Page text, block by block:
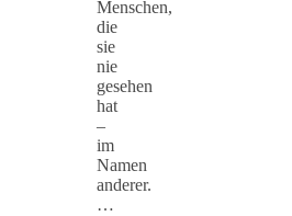
Menschen,
die
sie
nie
gesehen
hat
–
im
Namen
anderer.
…